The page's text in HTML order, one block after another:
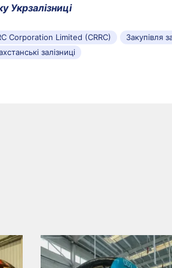
Укрзалізниці
Corporation Limited (CRRC)
Закупівля
залізниці